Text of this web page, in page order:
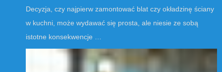
Decyzja, czy najpierw zamontować blat czy okładzinę ściany
w kuchni, może wydawać się prosta, ale niesie ze sobą
istotne konsekwencje …